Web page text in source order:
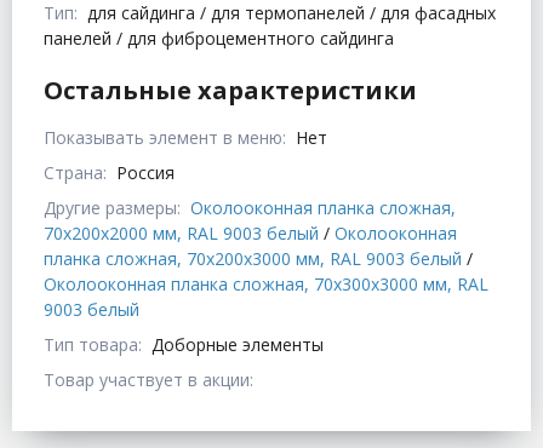
Тип: для сайдинга / для термопанелей / для фасадных
панелей / для фиброцементного сайдинга
Остальные характеристики
Показывать элемент в меню: Нет
Страна: Россия
Другие размеры: Околооконная планка сложная,
70x200x2000 мм, RAL 9003 белый / Околооконная
планка сложная, 70x200x3000 мм, RAL 9003 белый /
Околооконная планка сложная, 70x300x3000 мм, RAL
9003 белый
Тип товара: Доборные элементы
Товар участвует в акции: